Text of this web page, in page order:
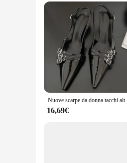
Applicable People:
Features:
|Wholesale|Vendors|
**Elegant Craftsmanship
Step into the summer
premium leather, they
fashion that doesn't
**Versatile and Practical
Whether you're strolling
outfits, from casual
they are designed to
**Adaptable and
The calzature donna
for every foot. The
fit, these sandals are a
Nuove scarpe da donna tacchi
16,69€